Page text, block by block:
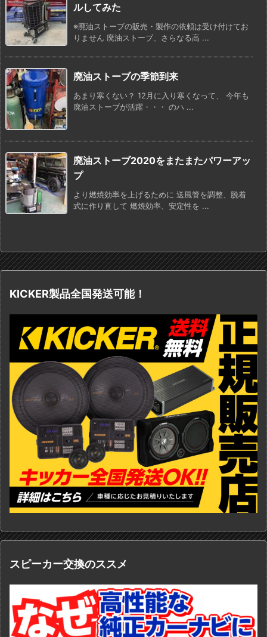
ルしてみた
※廃油ストーブの販売・製作の依頼は受け付けてお
りません 廃油ストーブ、さらなる高 ...
廃油ストーブの季節到来
あまり寒くない？ 12月に入り寒くなって、 今年も
廃油ストーブが活躍・・・ のハ ...
廃油ストーブ2020をまたまたパワーアッ
プ
より燃焼効率を上げるために 送風管を調整、脱着
式に作り直して 燃焼効率、安定性を ...
KICKER製品全国発送可能！
スピーカー交換のススメ